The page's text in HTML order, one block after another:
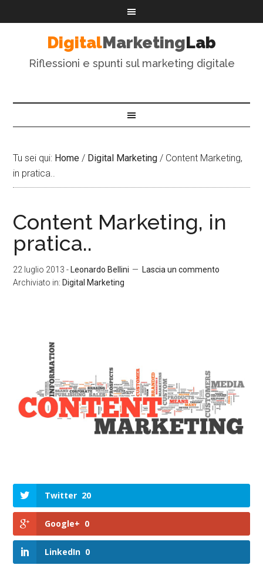
DigitalMarketingLab
Riflessioni e spunti sul marketing digitale
Tu sei qui: Home / Digital Marketing / Content Marketing,
in pratica..
Content Marketing, in
pratica..
22 luglio 2013 - Leonardo Bellini
Lascia un commento
Archiviato in: Digital Marketing
Twitter 20
Google+ 0
LinkedIn 0